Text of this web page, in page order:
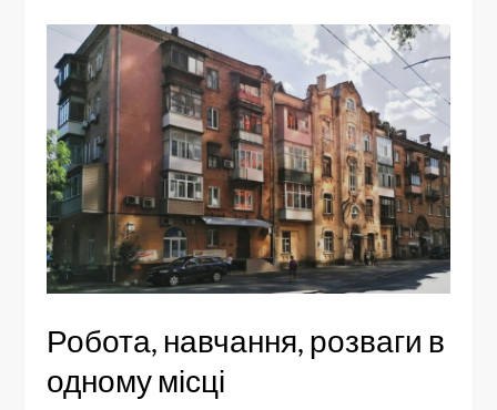
Робота, навчання, розваги в
одному місці